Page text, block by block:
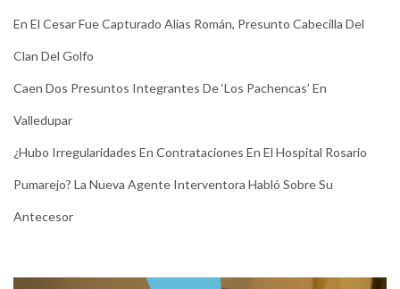
En El Cesar Fue Capturado Alias Román, Presunto Cabecilla Del
Clan Del Golfo
Caen Dos Presuntos Integrantes De ‘Los Pachencas’ En
Valledupar
¿Hubo Irregularidades En Contrataciones En El Hospital Rosario
Pumarejo? La Nueva Agente Interventora Habló Sobre Su
Antecesor